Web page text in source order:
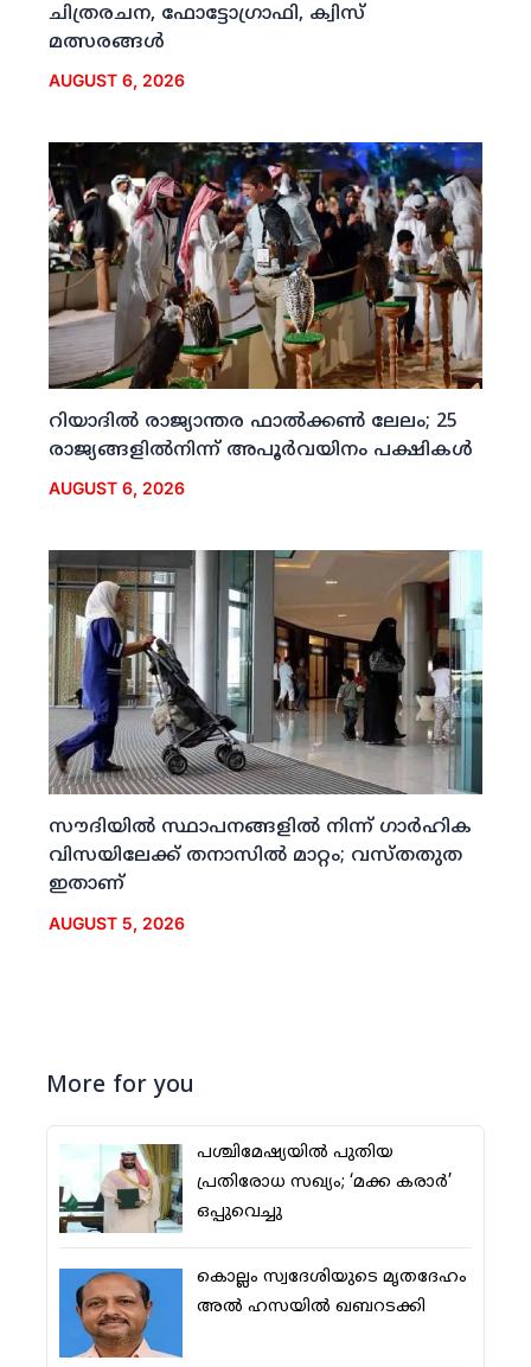
ചിത്രരചന, ഫോട്ടോഗ്രാഫി, ക്വിസ്
മത്സരങ്ങള്‍
AUGUST 6, 2026
റിയാദില്‍ രാജ്യാന്തര ഫാല്‍ക്കണ്‍ ലേലം; 25
രാജ്യങ്ങളില്‍നിന്ന് അപൂര്‍വയിനം പക്ഷികള്‍
AUGUST 6, 2026
സൗദിയില്‍ സ്ഥാപനങ്ങളില്‍ നിന്ന് ഗാര്‍ഹിക
വിസയിലേക്ക് തനാസില്‍ മാറ്റം; വസ്തതുത
ഇതാണ്
AUGUST 5, 2026
More for you
പശ്ചിമേഷ്യയില്‍ പുതിയ
പ്രതിരോധ സഖ്യം; ‘മക്ക കരാര്‍’
ഒപ്പുവെച്ചു
കൊല്ലം സ്വദേശിയുടെ മൃതദേഹം
അല്‍ ഹസയില്‍ ഖബറടക്കി